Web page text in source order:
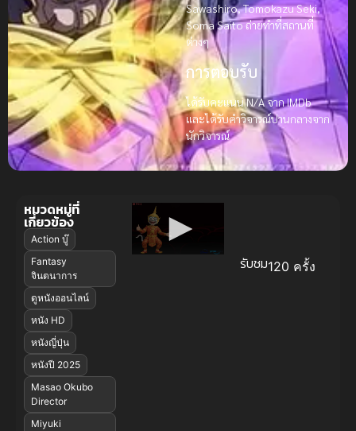
Sawashiro, Tomokazu Seki,
Soma Saito ถ่ายทำที่สถานที่
ต่างๆ
การตอบรับ
ได้รับคะแนน N/A จาก IMDb
และได้รับคำวิจารณ์ปานกลางจาก
นักวิจารณ์
รับชม120 ครั้ง
หมวดหมู่ที่
เกี่ยวข้อง
Action บู๊
Fantasy
จินตนาการ
ดูหนังออนไลน์
หนัง HD
หนังญี่ปุ่น
หนังปี 2025
Masao Okubo
Director
Miyuki